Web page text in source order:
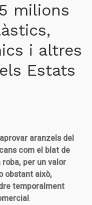
milions
i altres
Estats
aranzels del
com el blat de
per un valor
obstant això,
temporalment
.